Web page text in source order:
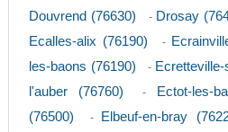
Douvrend (76630) - Drosay
Ecalles-alix (76190) -
les-baons (76190)
-
l'auber (76760)
- Ectot-les-
(76500)
- Elbeuf-en-bray